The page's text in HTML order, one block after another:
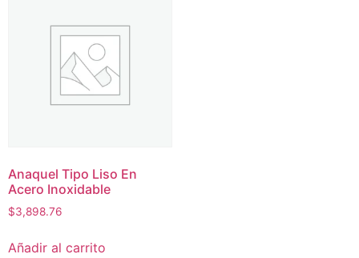
Anaquel Tipo Liso En
Acero Inoxidable
$3,898.76
Añadir al carrito